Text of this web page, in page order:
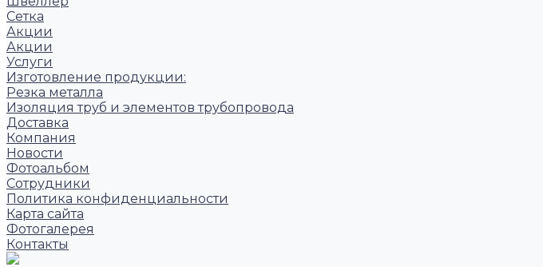
Сетка
Акции
Акции
Услуги
Изготовление продукции:
Резка металла
Изоляция труб и элементов трубопровода
Доставка
Компания
Новости
Фотоальбом
Сотрудники
Политика конфиденциальности
Карта сайта
Фотогалерея
Контакты